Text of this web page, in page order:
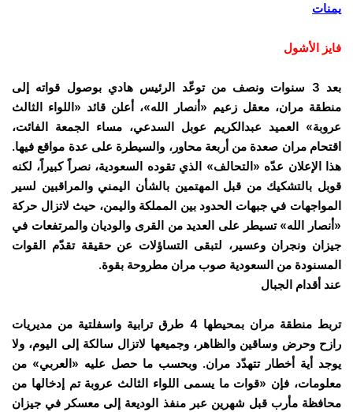
يمنات
فايز الأشول
بعد 3 سنوات ونصف من توعّد الرئيس هادي بوصول قواته إلى
منطقة مران، معقل زعيم «أنصار الله»، أعلن قائد «اللواء الثالث
عروبة» العميد عبدالكريم عوبل السدعي، مساء الجمعة الفائت،
اقتحام مران صعدة من أربعة محاور، والسيطرة على عدة مواقع فيها.
هذا الإعلان عدّه «التحالف» الذي تقوده السعودية، نصراً كبيراً، لكنه
قوبل بالتشكيك من قبل المهتمين بالشأن اليمني والمراقبين لسير
المواجهات في جبهات الحدود بين المملكة واليمن، حيث لاتزال حركة
«أنصار الله» تسيطر على العديد من القرى والوديان والمرتفعات في
جيزان ونجران وعسير، لتبقى التساؤلات عن حقيقة تقدّم القوات
المسنودة من السعودية صوب مران مطروحة بقوة.
عند أقدام الجبال
تربط منطقة مران بمحيطها 4 طرق ترابية واسفلتية من مديريات
رازح وحرض وساقين والظاهر، وجميعها لاتزال سالكة إلى اليوم، ولا
يوجد أية أخطار تتهدّد مران. وبحسب ما حصل عليه «العربي» من
معلومات، فإن «قوات ما يسمى اللواء الثالث عروبة تم إدخالها من
محافظة مأرب قبل شهرين عبر منفذ الوديعة إلى معسكر في جيزان